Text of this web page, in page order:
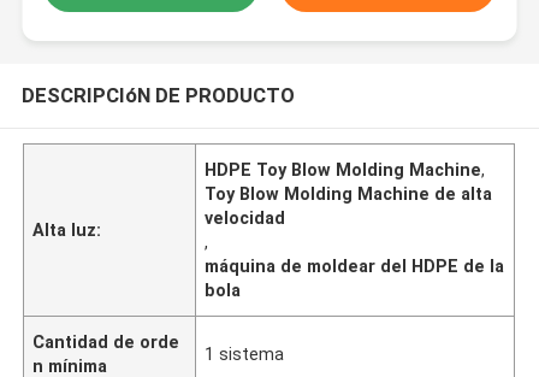
DESCRIPCIóN DE PRODUCTO
Alta luz:
HDPE Toy Blow Molding Machine,
Toy Blow Molding Machine de alta
velocidad
,
máquina de moldear del HDPE de la
bola
Cantidad de orde
n mínima
1 sistema